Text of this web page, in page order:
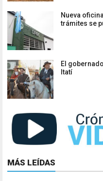
Nueva
trámites se
El
Itatí
MÁS LEÍDAS